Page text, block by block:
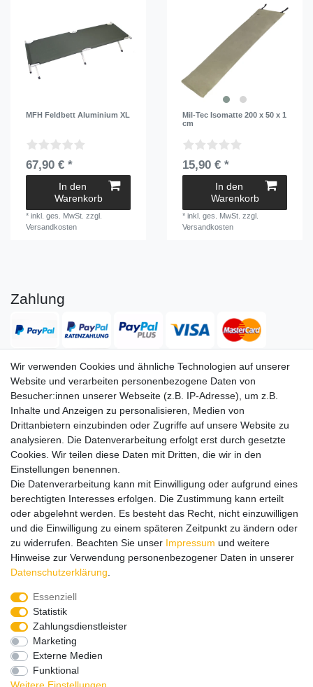
MFH Feldbett Aluminium XL
67,90 € *
In den
Warenkorb
*inkl. ges. MwSt. zzgl.
Versandkosten
Mil-Tec Isomatte 200 x 50 x 1
cm
15,90 € *
In den
Warenkorb
*inkl. ges. MwSt. zzgl.
Versandkosten
Zahlung
Versand
Service Service
Info Info
Kontakt Kontakt
ImpressumAGB DatenschutzWiderruf Vertrag widerrufen
Alle Preise in Euro inkl. gesetzl. MwSt. zzgl. Versandkosten
nicht anders beschrieben. Änderungen und Irrtümer vorbehalten.
Abbildungen ähnlich.
Wir versenden in die folgenden Länder
Versandkostenfrei (DE) ab 99 €
Wir verwenden Cookies und ähnliche Technologien auf unserer
Website und verarbeiten personenbezogene Daten von
Besucher:innen unserer Webseite (z.B. IP-Adresse), um z.B.
Inhalte und Anzeigen zu personalisieren, Medien von
Drittanbietern einzubinden oder Zugriffe auf unsere Website zu
analysieren. Die Datenverarbeitung erfolgt erst durch gesetzte
Cookies. Wir teilen diese Daten mit Dritten, die wir in den
Einstellungen benennen.
Die Datenverarbeitung kann mit Einwilligung oder aufgrund eines
berechtigten Interesses erfolgen. Die Zustimmung kann erteilt
oder abgelehnt werden. Es besteht das Recht, nicht einzuwilligen
und die Einwilligung zu einem späteren Zeitpunkt zu ändern oder
zu widerrufen. Beachten Sie unser Impressum und weitere
Hinweise zur Verwendung personenbezogener Daten in unserer
Daten­schutz­erklärung
Essenziell
Statistik
Zahlungsdienstleister
Marketing
Externe Medien
Funktional